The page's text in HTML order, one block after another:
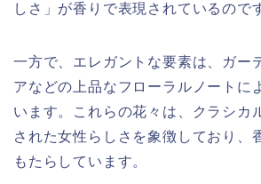
しさ」が香りで表現されているので
一方で、エレガントな要素は、ガー
アなどの上品なフローラルノートに
います。これらの花々は、クラシカ
された女性らしさを象徴しており、
もたらしています。